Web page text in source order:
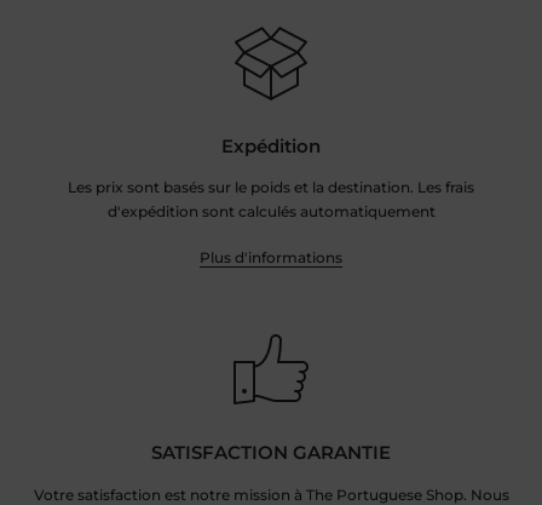
Expédition
Les prix sont basés sur le poids et la destination. Les frais
d'expédition sont calculés automatiquement
Plus d'informations
SATISFACTION GARANTIE
Votre satisfaction est notre mission à The Portuguese Shop. Nous